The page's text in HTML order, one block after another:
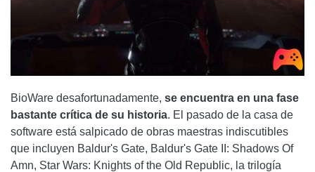
BioWare desafortunadamente, se encuentra en una fase
bastante crítica de su historia. El pasado de la casa de
software está salpicado de obras maestras indiscutibles
que incluyen Baldur's Gate, Baldur's Gate II: Shadows Of
Amn, Star Wars: Knights of the Old Republic, la trilogía